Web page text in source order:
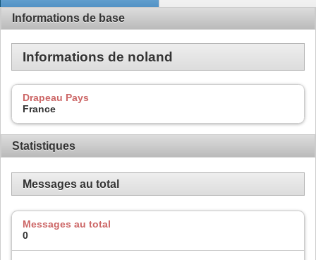
Informations de base
Informations de noland
Drapeau Pays
France
Statistiques
Messages au total
Messages au total
0